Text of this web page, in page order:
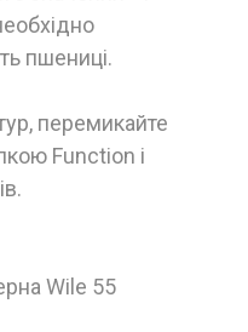
пшениці.
перемикайте
Function і
Wile 55